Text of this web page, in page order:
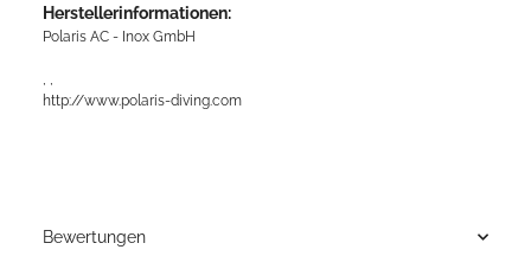
Herstellerinformationen:
Polaris AC - Inox GmbH
http://www.polaris-diving.com
Bewertungen